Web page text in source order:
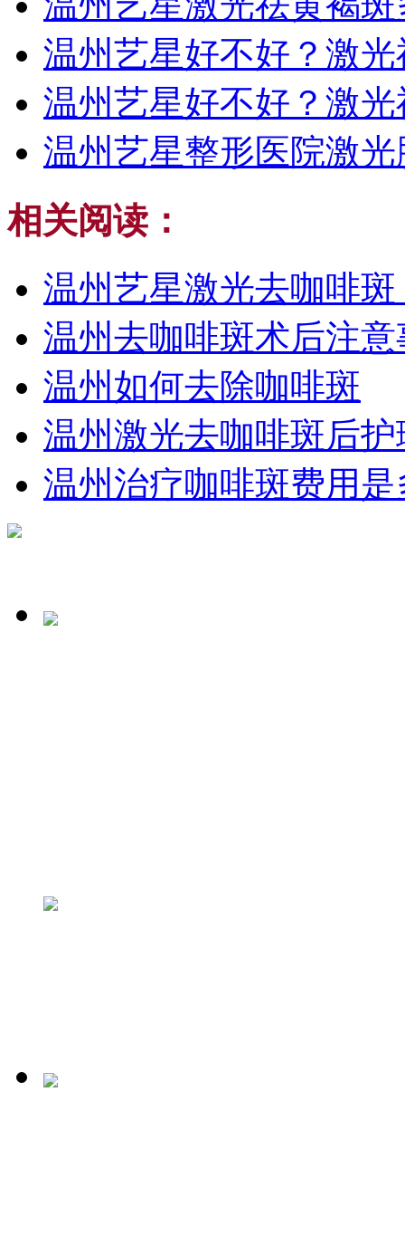
温州艺星好不好？激
温州艺星好不好？激
温州艺星整形医院激
相关阅读：
温州艺星激光去咖啡
温州去咖啡斑术后注意
温州如何去除咖啡斑
温州激光去咖啡斑后护
温州治疗咖啡斑费用是